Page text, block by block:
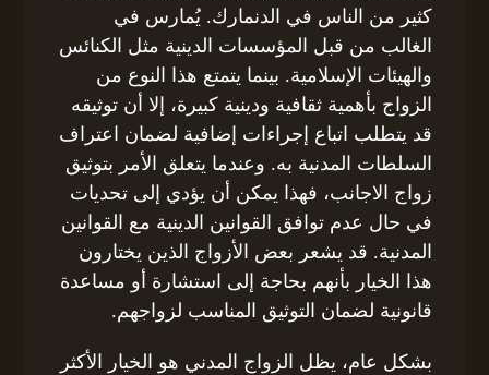
كثير من الناس في الدنمارك. يُمارس في
الغالب من قبل المؤسسات الدينية مثل الكنائس
والهيئات الإسلامية. بينما يتمتع هذا النوع من
الزواج بأهمية ثقافية ودينية كبيرة، إلا أن توثيقه
قد يتطلب اتباع إجراءات إضافية لضمان اعتراف
السلطات المدنية به. وعندما يتعلق الأمر بتوثيق
زواج الاجانب، فهذا يمكن أن يؤدي إلى تحديات
في حال عدم توافق القوانين الدينية مع القوانين
المدنية. قد يشعر بعض الأزواج الذين يختارون
هذا الخيار بأنهم بحاجة إلى استشارة أو مساعدة
قانونية لضمان التوثيق المناسب لزواجهم.
بشكل عام، يظل الزواج المدني هو الخيار الأكثر